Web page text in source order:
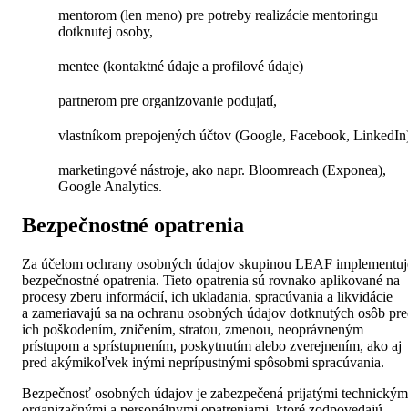
mentorom (len meno) pre potreby realizácie mentoringu
dotknutej osoby,
mentee (kontaktné údaje a profilové údaje)
partnerom pre organizovanie podujatí,
vlastníkom prepojených účtov (Google, Facebook,
marketingové nástroje, ako napr. Bloomreach (Exponea),
Google Analytics.
Bezpečnostné opatrenia
Za účelom ochrany osobných údajov skupinou LEAF
bezpečnostné opatrenia. Tieto opatrenia sú rovnako aplikované na
procesy zberu informácií, ich ukladania, spracúvania a likvidácie
a zameriavajú sa na ochranu osobných údajov dotknutých osôb
ich poškodením, zničením, stratou, zmenou, neoprávneným
prístupom a sprístupnením, poskytnutím alebo zverejnením, ako aj
pred akýmikoľvek inými neprípustnými spôsobmi spracúvania.
Bezpečnosť osobných údajov je zabezpečená prijatými